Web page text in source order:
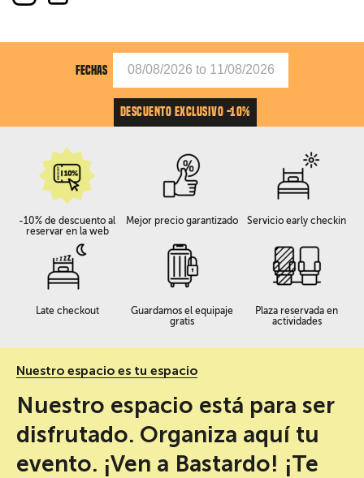
FECHAS
DESCUENTO EXCLUSIVO -10%
-10% de descuento al
reservar en la web
Mejor precio garantizado Servicio early checkin
Late checkout
Guardamos el equipaje
gratis
Plaza reservada en
actividades
Nuestro espacio es tu espacio
Nuestro espacio está para ser
disfrutado. Organiza aquí tu
evento. ¡Ven a Bastardo! ¡Te